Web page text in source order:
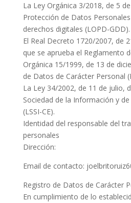
La Ley Orgánica 3/2018, de 5
Protección de Datos
derechos digitales (LOPD-GDD).
El Real Decreto 1720/2007, de
que se aprueba el Reglamento
Orgánica 15/1999, de 13 de
de Datos de Carácter Personal
La Ley 34/2002, de 11 de julio,
Sociedad de la Información y
(LSSI-CE).
Identidad del responsable del
personales
Dirección:
Email de contacto:
Registro de Datos de Carácter
En cumplimiento de lo